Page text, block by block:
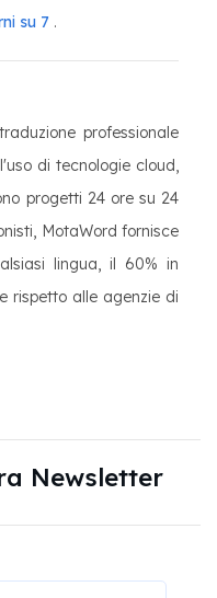
su 7 .
professionale
di tecnologie cloud,
progetti 24 ore su 24
MotaWord fornisce
lingua, il 60% in
rispetto alle agenzie di
Newsletter